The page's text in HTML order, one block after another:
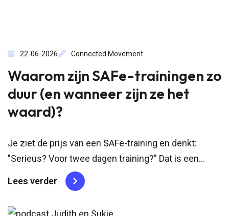
22-06-2026 Connected Movement
Waarom zijn SAFe-trainingen zo
duur (en wanneer zijn ze het
waard)?
Je ziet de prijs van een SAFe-training en denkt:
"Serieus? Voor twee dagen training?" Dat is een
normale reactie (en je bent zeker niet de enige,
vandaar dit blog). Zeker als je training vergelijkt met
“een paar workshops” of een...
Lees verder